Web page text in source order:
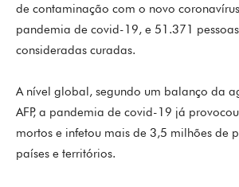
de contaminação com o novo
pandemia de covid-19, e 51.371
consideradas curadas.
A nível global, segundo um balanço da
AFP, a pandemia de covid-19 já
mortos e infetou mais de 3,5 milhões de
países e territórios.